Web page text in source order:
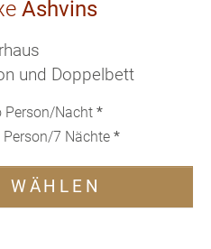
Ashvins
und Doppelbett
Person/Nacht *
Person/7 Nächte *
WÄHLEN